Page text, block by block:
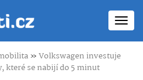
»Volkswagen investuje
které se nabijí do 5 minut